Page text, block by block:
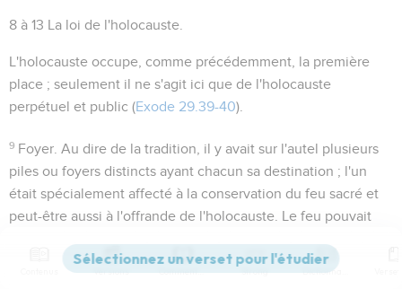
8 à 13 La loi de l'holocauste.
L'holocauste occupe, comme précédemment, la première
place ; seulement il ne s'agit ici que de l'holocauste
perpétuel et public (Exode 29.39-40).
9 Foyer . Au dire de la tradition, il y avait sur l'autel plusieurs
piles ou foyers distincts ayant chacun sa destination ; l'un
était spécialement affecté à la conservation du feu sacré et
peut-être aussi à l'offrande de l'holocauste. Le feu pouvait
Versions Commentaires Strong